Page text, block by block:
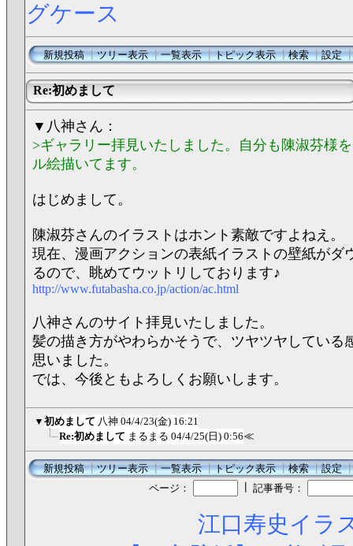
グケース
新規投稿┃ツリー表示┃一覧表示┃トピック表示┃検索┃設定
Re:初めまして
▼八神さん：
>ギャラリー拝見いたしました。自分も陳淑芬様
ル絵描いてます。
はじめまして。
陳淑芬さんのイラストはホント素敵ですよねえ。
現在、漫画アクションの表紙イラストの壁紙がダ
るので、眺めてウットリしております♪
http://www.futabasha.co.jp/action/ac.html
八神さんのサイト拝見いたしました。
髪の描き方がやわらかそうで、ツヤツヤしている
思いました。
では、今後ともよろしくお願いします。
▼ 初めまして 八神 04/4/23(金) 16:21
Re:初めまして まるまる 04/4/25(日) 0:56≪
新規投稿┃ツリー表示┃一覧表示┃トピック表示┃検索┃設定
ページ：
記事番号：
江口寿史イラ